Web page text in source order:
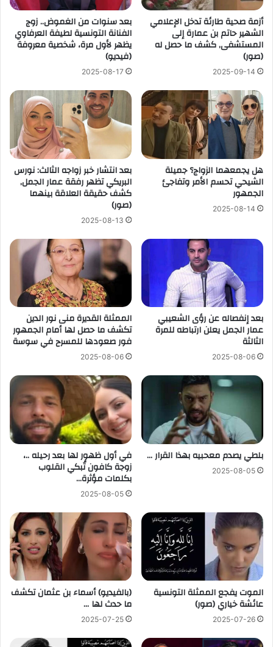
أزمة صحية طارئة تدخل الإعلامي
الشهير حاتم بن عمارة إلى
المستشفى, كشف ما حصل له
(صور)
2025-09-14
بعد سنوات من الغموض.. زوج
الفنانة التونسية لطيفة العرفاوي
يظهر لأول مرة، شخصية معروفة
(فيديو)
2025-08-17
هل يجمعهما الزواج؟ جميلة
الشيحي تحسم الأمر وتفاجئ
الجمهور
2025-08-14
بعد انتشار خبر زواجه الثالث: نورس
البريكي تظهر رفقة عمار الجمل,
كشف حقيقة العلاقة بينهما
(صور)
2025-08-13
بعد إنفصاله عن رؤى الشعيبي
عمار الجمل يعلن ارتباطه للمرة
الثالثة
2025-08-06
الممثلة القديرة منى نور الدين
تكشف ما حصل لها أمام الجمهور
فور صعودها للمسرح في سوسة
2025-08-06
بلطي يصدم معحبيه بهذا القرار …
2025-08-05
في أول ظهور لها بعد رحيله ..،
زوجة كافون تُبكي القلوب
بكلمات مؤثرة…
2025-08-05
الموت يفجع الممثلة التونسية
عائشة خياري (صور)
2025-07-26
(بالفيديو) أسماء بن عثمان تكشف
ما حدث لها …
2025-07-25